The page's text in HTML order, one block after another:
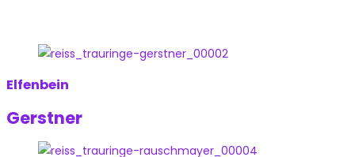
Elfenbein
Gerstner